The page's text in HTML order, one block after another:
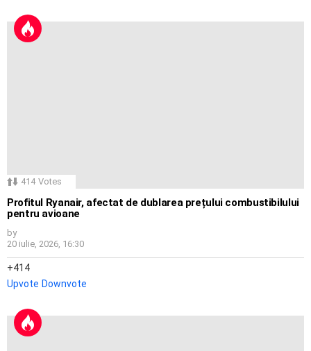
414 Votes
Profitul Ryanair, afectat de dublarea prețului combustibilului
pentru avioane
by
20 iulie, 2026, 16:30
414
Upvote Downvote